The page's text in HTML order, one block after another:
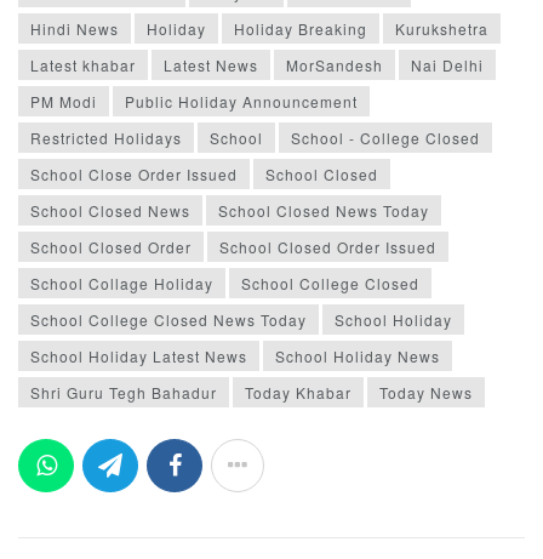
Hindi News
Holiday Holiday Breaking
Kurukshetra
Latest khabar
Latest News MorSandesh
Nai Delhi
PM Modi
Public Holiday Announcement
Restricted Holidays
School
School - College Closed
School Close Order Issued
School Closed
School Closed News
School Closed News Today
School Closed Order
School Closed Order Issued
School Collage Holiday
School College Closed
School College Closed News Today
School Holiday
School Holiday Latest News
School Holiday News
Shri Guru Tegh Bahadur
Today Khabar Today News